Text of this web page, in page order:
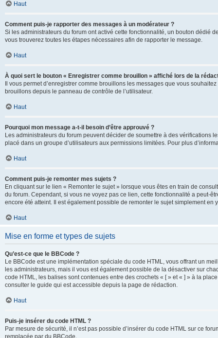
Haut
Comment puis-je rapporter des messages à un modérateur ?
Si les administrateurs du forum ont activé cette fonctionnalité, un bouton dédié
vous trouverez toutes les étapes nécessaires afin de rapporter le message.
Haut
À quoi sert le bouton « Enregistrer comme brouillon » affiché lors de la
Il vous permet d’enregistrer comme brouillons les messages que vous
brouillons depuis le panneau de contrôle de l’utilisateur.
Haut
Pourquoi mon message a-t-il besoin d’être approuvé ?
Les administrateurs du forum peuvent décider de soumettre à des vérifications
placé dans un groupe d’utilisateurs aux permissions limitées. Pour plus
Haut
Comment puis-je remonter mes sujets ?
En cliquant sur le lien « Remonter le sujet » lorsque vous êtes en train de
du forum. Cependant, si vous ne voyez pas ce lien, cette fonctionnalité a peut-
encore été atteint. Il est également possible de remonter le sujet simplement
Haut
Mise en forme et types de sujets
Qu’est-ce que le BBCode ?
Le BBCode est une implémentation spéciale du code HTML, vous offrant un
les administrateurs, mais il vous est également possible de la désactiver sur
code HTML, les balises sont contenues entre des crochets « [ » et « ] » à la
consulter le guide qui est accessible depuis la page de rédaction.
Haut
Puis-je insérer du code HTML ?
Par mesure de sécurité, il n’est pas possible d’insérer du code HTML sur ce
remplacée par du BBCode.